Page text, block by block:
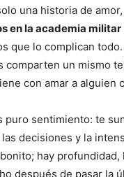
una historia de
en la academia militar
que lo complican
comparten un mismo
con amar a alguien
puro sentimiento: te
decisiones y la
hay
después de pasar la